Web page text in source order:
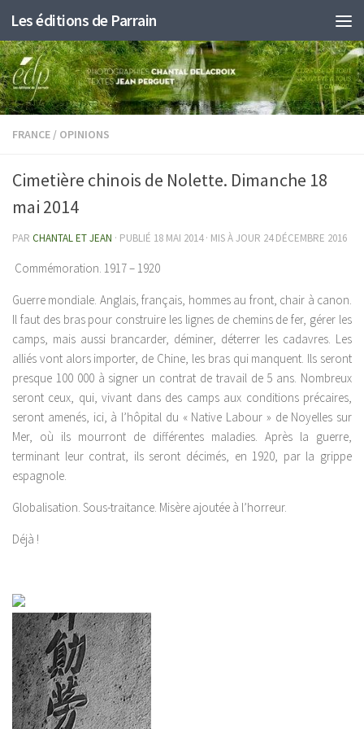
Au dessous du contenu
Les éditions de Parrain
FRANCE / OPINIONS
Cimetière chinois de Nolette. Dimanche 18
mai 2014
PAR CHANTAL ET JEAN · PUBLIÉ 18 MAI 2014· MIS À JOUR 24 DÉCEMBRE 2016
Commémoration. 1917 – 1920
Guerre mondiale. Anglais, français, hommes au front, chair à canon.
Il faut des bras pour construire les lignes de chemins de fer, gérer les
camps, mais aussi brancarder, déminer, déterrer les cadavres. Les
alliés vont alors importer, de Chine, les bras qui manquent. Ils seront
presque 100 000 à signer un contrat de travail de 5 ans. Nombreux
seront ceux, qui, vivant dans des camps aux conditions précaires,
seront amenés, ici, à l’hôpital du « Native Labour » de Noyelles sur
Mer, où ils mourront de différentes maladies. Après la guerre,
terminant leur contrat, ils seront décimés, en 1920, par la grippe
espagnole.
Globalisation. Sous-traitance. Misère ajoutée à l’horreur.
Déjà !